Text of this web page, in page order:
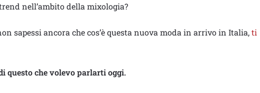
nell’ambito della mixologia?
sapessi ancora che cos’è questa nuova moda in arrivo in Italia,ti
questo che volevo parlarti oggi.